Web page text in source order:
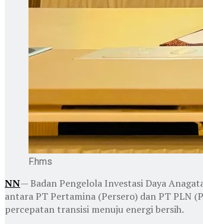
F.hms
NN— Badan Pengelola Investasi Daya
antara PT Pertamina (Persero) dan PT PLN
percepatan transisi menuju energi bersih.